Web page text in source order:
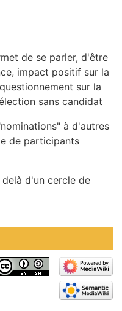
de se parler, d'être
impact positif sur la
sur la
sans candidat
à d'autres
de participants
d'un cercle de